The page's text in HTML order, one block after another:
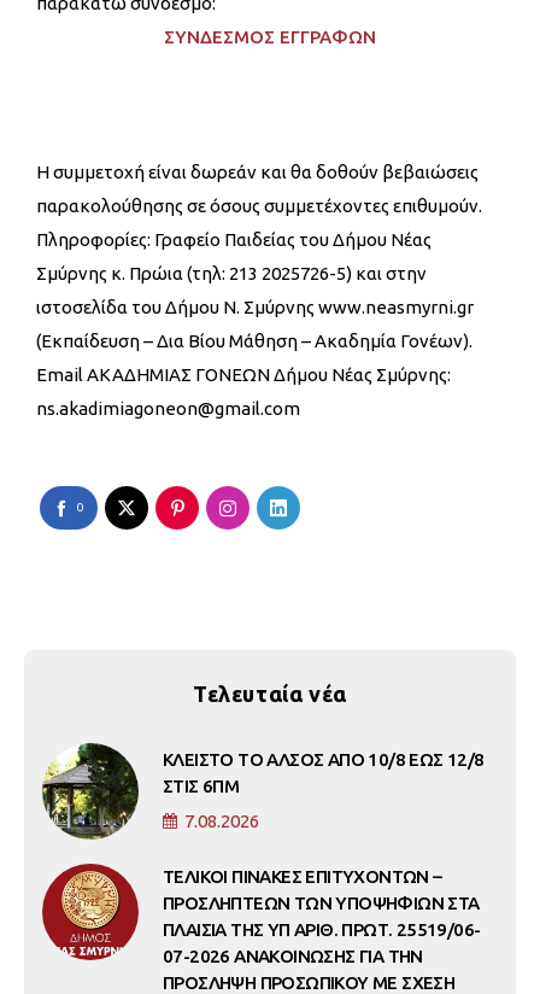
ΣΥΝΔΕΣΜΟΣ ΕΓΓΡΑΦΩΝ
Η συμμετοχή είναι δωρεάν και θα δοθούν βεβαιώσεις
παρακολούθησης σε όσους συμμετέχοντες επιθυμούν.
Πληροφορίες: Γραφείο Παιδείας του Δήμου Νέας
Σμύρνης κ. Πρώια (τηλ: 213 2025726-5) και στην
ιστοσελίδα του Δήμου Ν. Σμύρνης www.neasmyrni.gr
(Εκπαίδευση – Δια Βίου Μάθηση – Ακαδημία Γονέων).
Email ΑΚΑΔΗΜΙΑΣ ΓΟΝΕΩΝ Δήμου Νέας Σμύρνης:
ns.akadimiagoneon@gmail.com
0
Τελευταία νέα
ΚΛΕΙΣΤΟ ΤΟ ΑΛΣΟΣ ΑΠΟ 10/8 ΕΩΣ 12/8
ΣΤΙΣ 6ΠΜ
7.08.2026
ΤΕΛΙΚΟΙ ΠΙΝΑΚΕΣ ΕΠΙΤΥΧΟΝΤΩΝ –
ΠΡΟΣΛΗΠΤΕΩΝ ΤΩΝ ΥΠΟΨΗΦΙΩΝ ΣΤΑ
ΠΛΑΙΣΙΑ ΤΗΣ ΥΠ ΑΡΙΘ. ΠΡΩΤ. 25519/06-
07-2026 ΑΝΑΚΟΙΝΩΣΗΣ ΓΙΑ ΤΗΝ
ΠΡΟΣΛΗΨΗ ΠΡΟΣΩΠΙΚΟΥ ΜΕ ΣΧΕΣΗ